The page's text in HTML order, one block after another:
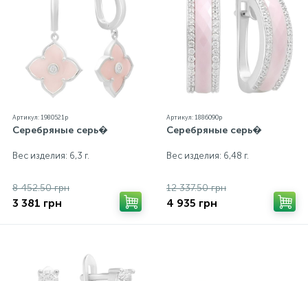
Артикул: 1980521p
Серебряные серь�
Вес изделия: 6,3 г.
8 452.50 грн
3 381 грн
Артикул: 1886090p
Серебряные серь�
Вес изделия: 6,48 г.
12 337.50 грн
4 935 грн